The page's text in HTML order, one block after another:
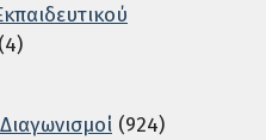
(4)
(924)